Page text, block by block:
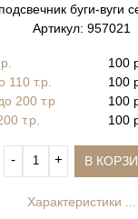
подсвечник буги-вуги
Артикул: 957021
100
110 т.р.
100
200 т.р
100
т.р.
100
‐ + В
Характеристики ...